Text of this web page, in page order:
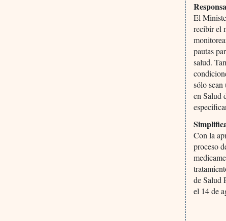
El
recibir el
pautas
salud.
sólo
en Salud
Con la
proceso
de Salud
el 14 de